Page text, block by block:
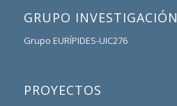
GRUPO INVESTIGACIÓN
Grupo EURÍPIDES-UIC276
PROYECTOS